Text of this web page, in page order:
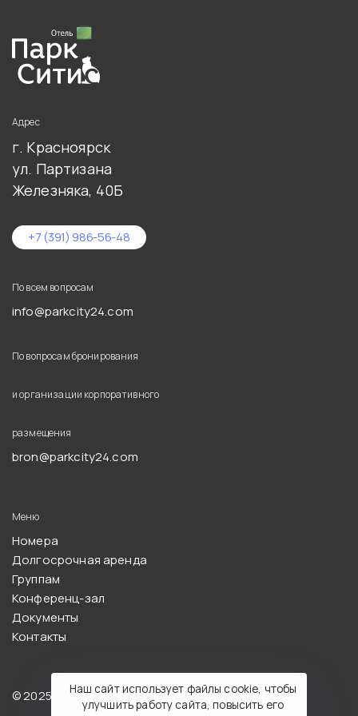
primary
navigation
Skip
content
Адрес
г. Красноярск
ул. Партизана
Железняка, 40Б
+7 (391) 986-56-48
По всем вопросам
info@parkcity24.com
По вопросам бронирования
и организации корпоративного
размещения
bron@parkcity24.com
Меню
Номера
Долгосрочная аренда
Группам
Конференц-зал
Документы
Контакты
© 2025-2026, Парк Сити
Наш сайт использует файлы cookie, чтобы
улучшить работу сайта, повысить его